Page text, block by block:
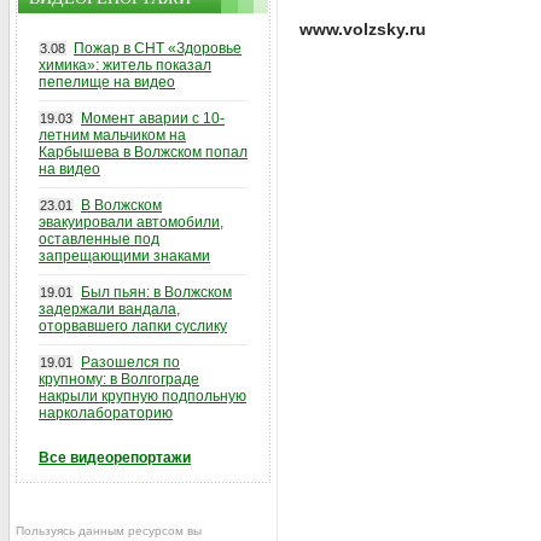
www.volzsky.ru
3.08
Пожар в СНТ «Здоровье
химика»: житель показал
пепелище на видео
19.03
Момент аварии с 10-
летним мальчиком на
Карбышева в Волжском попал
на видео
23.01
В Волжском
эвакуировали автомобили,
оставленные под
запрещающими знаками
19.01
Был пьян: в Волжском
задержали вандала,
оторвавшего лапки суслику
19.01
Разошелся по
крупному: в Волгограде
накрыли крупную подпольную
нарколабораторию
Все видеорепортажи
Пользуясь данным ресурсом вы